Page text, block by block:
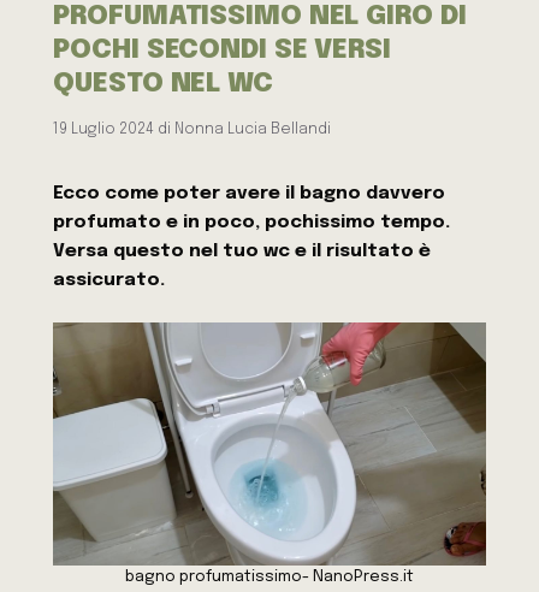
PROFUMATISSIMO NEL GIRO DI
POCHI SECONDI SE VERSI
QUESTO NEL WC
19 Luglio 2024 di Nonna Lucia Bellandi
Ecco come poter avere il bagno davvero
profumato e in poco, pochissimo tempo.
Versa questo nel tuo wc e il risultato è
assicurato.
bagno profumatissimo- NanoPress.it